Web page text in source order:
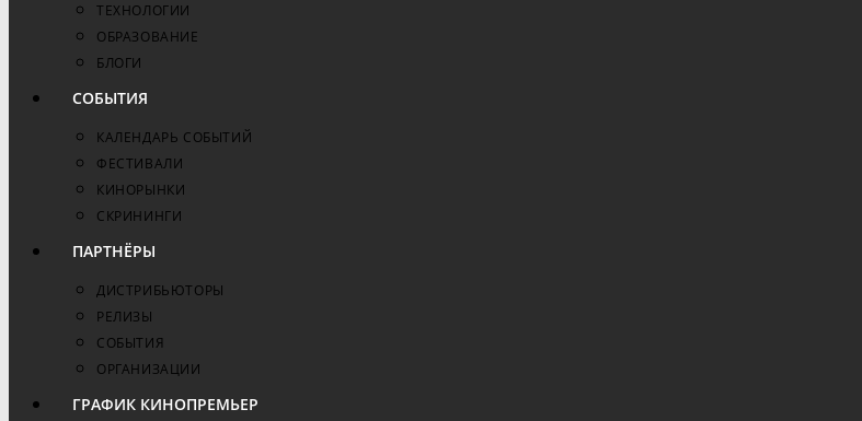
ТЕХНОЛОГИИ
ОБРАЗОВАНИЕ
БЛОГИ
СОБЫТИЯ
КАЛЕНДАРЬ СОБЫТИЙ
ФЕСТИВАЛИ
КИНОРЫНКИ
СКРИНИНГИ
ПАРТНЁРЫ
ДИСТРИБЬЮТОРЫ
РЕЛИЗЫ
СОБЫТИЯ
ОРГАНИЗАЦИИ
ГРАФИК КИНОПРЕМЬЕР